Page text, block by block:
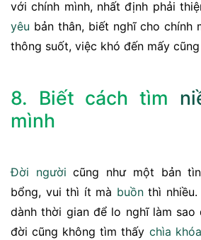
với chính mình, nhất định phải
yêu bản thân, biết nghĩ cho chính
thông suốt, việc khó đến mấy
8. Biết cách tìm
mình
Đời người cũng như một bản
bổng, vui thì ít mà buồnthì nhiều.
dành thời gian để lo nghĩ làm
đời cũng không tìm thấy chìa khóa